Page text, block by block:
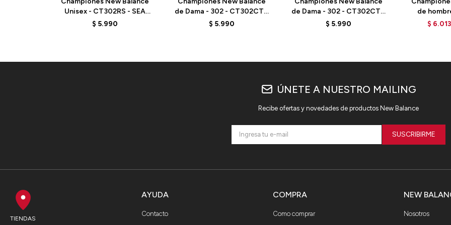
Unisex - CT302RS - SEA
SALT
$ 5.990
de Dama - 302 - CT302CTB
- ELD
$ 5.990
de Dama - 302 - CT302CTA
- ELD
$ 5.990
de
$ 6.013
TIENDAS
AYUDA
Contacto
NEW
Nosotros
COMPRA
Como comprar
ÚNETE A NUESTRO MAILING
Recibe ofertas y novedades de productos New Balance
SUSCRIBIRME